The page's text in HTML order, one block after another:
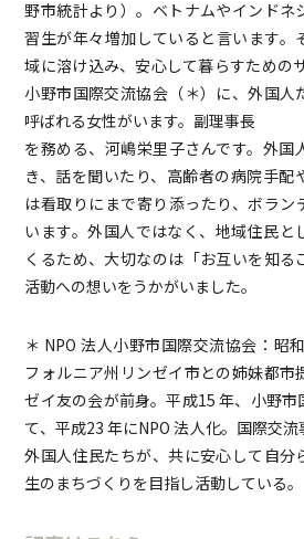
野市統計より）。ベトナムやインドネ
習生が年々増加していると言います。
域に溶け込み、安心して暮らすための
小野市国際交流協会（＊）に、外国人
呼ばれる女性がいます。副理事長
を務める、河嶋栄里子さんです。外国
き、話を聞いたり、高齢者の病院手配
は看取りにまで寄り添ったり、ボラン
います。外国人ではなく、地域住民と
くるため、大切なのは「お互いを知る
活動への想いをうかがいました。
＊ NPO 法人小野市国際交流協会：昭
フォルニア州リンゼイ市との姉妹都市
ゼイ友の会が前身。平成15 年、小野
て、平成23 年にNPO 法人化。国際交
外国人住民たちが、共に安心して自分
生のまちづくりを目指し活動している。